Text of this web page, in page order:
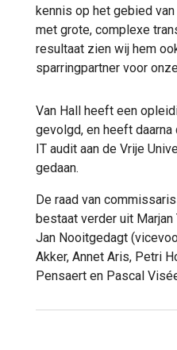
kennis op het gebied
met grote, complexe
resultaat zien wij hem
sparringpartner voor
Van Hall heeft een
gevolgd, en heeft
IT audit aan de Vrije
gedaan.
De raad van
bestaat verder uit
Jan Nooitgedagt
Akker, Annet Aris, Petri
Pensaert en Pascal